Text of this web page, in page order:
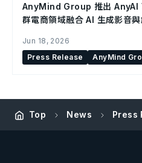
AnyMind Group 推出 AnyAI
群電商領域融合 AI 生成影音
Jun 18, 2026
Press Release
AnyMind
Top News Press